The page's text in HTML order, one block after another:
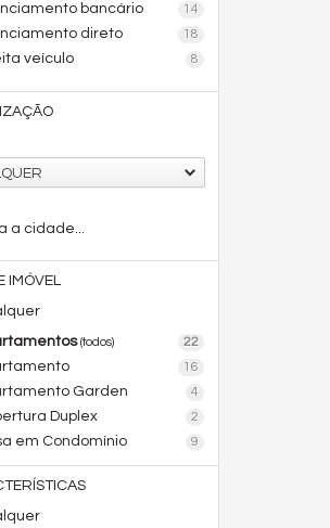
bancário 14
direto 18
veículo 8
a cidade...
IMÓVEL
(todos) 22
16
Garden 4
Duplex 2
em Condomínio 9